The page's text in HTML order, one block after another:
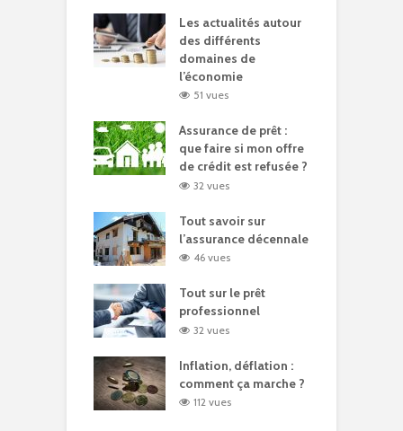
Les actualités autour
des différents
domaines de
l’économie
51 vues
Assurance de prêt :
que faire si mon offre
de crédit est refusée ?
32 vues
Tout savoir sur
l’assurance décennale
46 vues
Tout sur le prêt
professionnel
32 vues
Inflation, déflation :
comment ça marche ?
112 vues